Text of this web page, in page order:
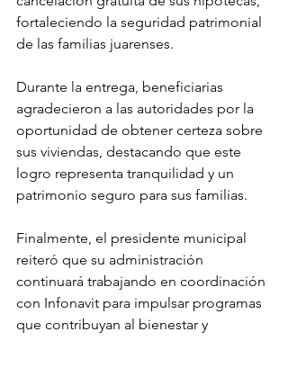
fortaleciendo la seguridad patrimonial
de las familias juarenses.
Durante la entrega, beneficiarias
agradecieron a las autoridades por la
oportunidad de obtener certeza sobre
sus viviendas, destacando que este
logro representa tranquilidad y un
patrimonio seguro para sus familias.
Finalmente, el presidente municipal
reiteró que su administración
continuará trabajando en coordinación
con Infonavit para impulsar programas
que contribuyan al bienestar y